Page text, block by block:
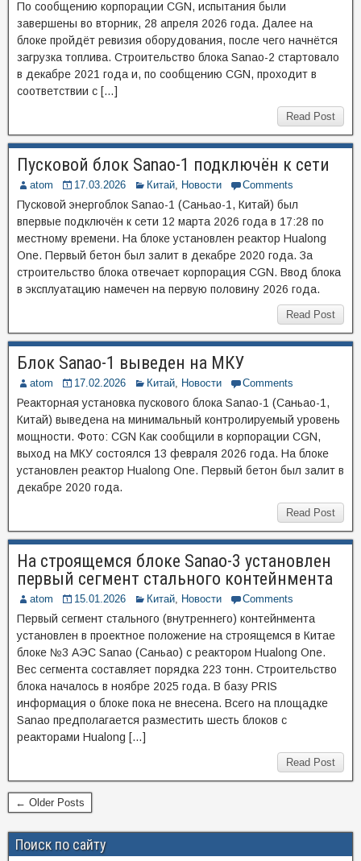
По сообщению корпорации CGN, испытания были
завершены во вторник, 28 апреля 2026 года. Далее на
блоке пройдёт ревизия оборудования, после чего начнётся
загрузка топлива. Строительство блока Sanao-2 стартовало
в декабре 2021 года и, по сообщению CGN, проходит в
соответствии с […]
Read Post
Пусковой блок Sanao-1 подключён к сети
atom 17.03.2026 Китай, Новости Comments
Пусковой энергоблок Sanao-1 (Саньао-1, Китай) был
впервые подключён к сети 12 марта 2026 года в 17:28 по
местному времени. На блоке установлен реактор Hualong
One. Первый бетон был залит в декабре 2020 года. За
строительство блока отвечает корпорация CGN. Ввод блока
в эксплуатацию намечен на первую половину 2026 года.
Read Post
Блок Sanao-1 выведен на МКУ
atom 17.02.2026 Китай, Новости Comments
Реакторная установка пускового блока Sanao-1 (Саньао-1,
Китай) выведена на минимальный контролируемый уровень
мощности. Фото: CGN Как сообщили в корпорации CGN,
выход на МКУ состоялся 13 февраля 2026 года. На блоке
установлен реактор Hualong One. Первый бетон был залит в
декабре 2020 года.
Read Post
На строящемся блоке Sanao-3 установлен
первый сегмент стального контейнмента
atom 15.01.2026 Китай, Новости Comments
Первый сегмент стального (внутреннего) контейнмента
установлен в проектное положение на строящемся в Китае
блоке №3 АЭС Sanao (Саньао) с реактором Hualong One.
Вес сегмента составляет порядка 223 тонн. Строительство
блока началось в ноябре 2025 года. В базу PRIS
информация о блоке пока не внесена. Всего на площадке
Sanao предполагается разместить шесть блоков с
реакторами Hualong […]
Read Post
← Older Posts
Поиск по сайту